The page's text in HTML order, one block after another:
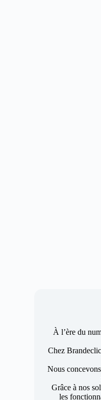
À l’ère du
Chez
Nous
Grâce à nos
les